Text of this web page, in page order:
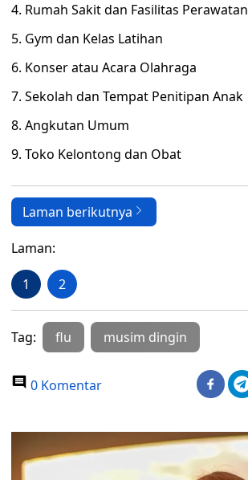
4. Rumah Sakit dan Fasilitas Perawatan
5. Gym dan Kelas Latihan
6. Konser atau Acara Olahraga
7. Sekolah dan Tempat Penitipan Anak
8. Angkutan Umum
9. Toko Kelontong dan Obat
Laman berikutnya
Laman:
1 2
Tag: flu musim dingin
0 Komentar